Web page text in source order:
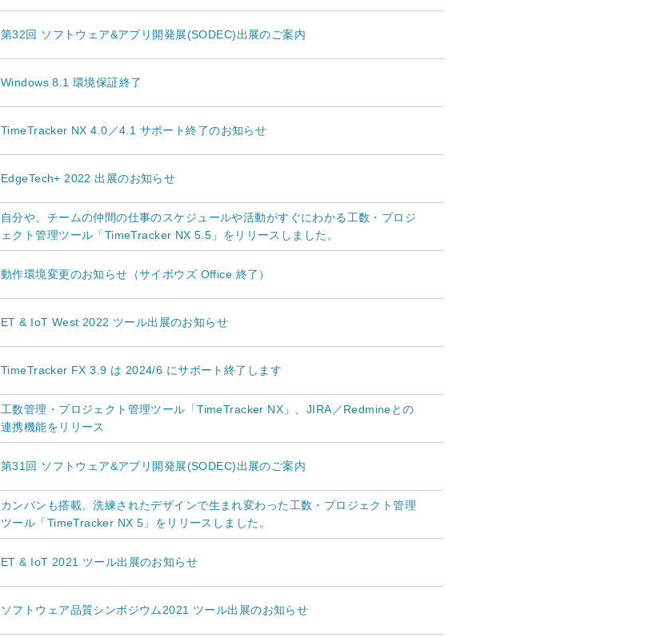
第32回 ソフトウェア&アプリ開発展(SODEC)出展のご案内
Windows 8.1 環境保証終了
TimeTracker NX 4.0／4.1 サポート終了のお知らせ
EdgeTech+ 2022 出展のお知らせ
自分や、チームの仲間の仕事のスケジュールや活動がすぐにわかる工数・プロジ
ェクト管理ツール「TimeTracker NX 5.5」をリリースしました。
動作環境変更のお知らせ（サイボウズ Office 終了）
ET & IoT West 2022 ツール出展のお知らせ
TimeTracker FX 3.9 は 2024/6 にサポート終了します
工数管理・プロジェクト管理ツール「TimeTracker NX」、JIRA／Redmineとの
連携機能をリリース
第31回 ソフトウェア&アプリ開発展(SODEC)出展のご案内
カンバンも搭載。洗練されたデザインで生まれ変わった工数・プロジェクト管理
ツール「TimeTracker NX 5」をリリースしました。
ET & IoT 2021 ツール出展のお知らせ
ソフトウェア品質シンポジウム2021 ツール出展のお知らせ